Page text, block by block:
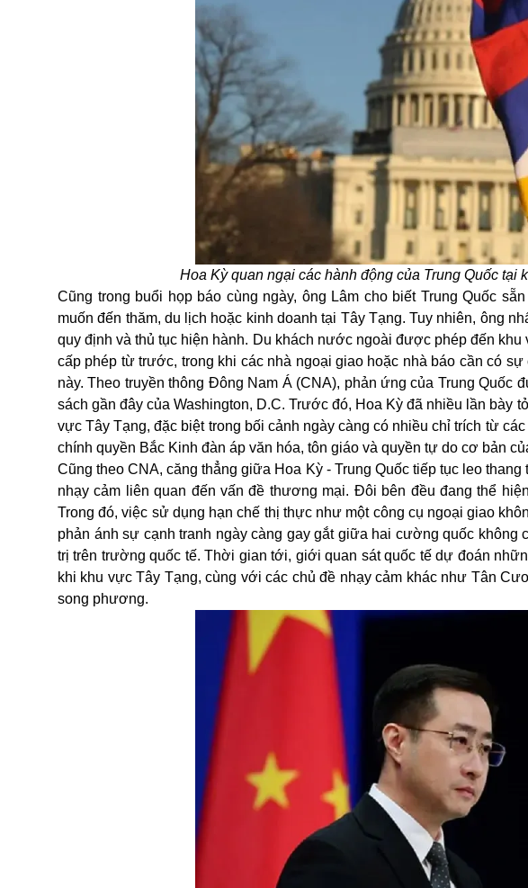
Hoa Kỳ quan ngại các hành động của Trung Quốc tại
Cũng trong buổi họp báo cùng ngày, ông Lâm cho biết Trung Quốc
muốn đến thăm, du lịch hoặc kinh doanh tại Tây Tạng. Tuy nhiên, ông
quy định và thủ tục hiện hành. Du khách nước ngoài được phép đến
cấp phép từ trước, trong khi các nhà ngoại giao hoặc nhà báo cần có
này. Theo truyền thông Đông Nam Á (CNA), phản ứng của Trung
sách gần đây của Washington, D.C. Trước đó, Hoa Kỳ đã nhiều lần bày
vực Tây Tạng, đặc biệt trong bối cảnh ngày càng có nhiều chỉ trích từ
chính quyền Bắc Kinh đàn áp văn hóa, tôn giáo và quyền tự do cơ bản
Cũng theo CNA, căng thẳng giữa Hoa Kỳ - Trung Quốc tiếp tục leo
nhạy cảm liên quan đến vấn đề thương mại. Đôi bên đều đang thể
Trong đó, việc sử dụng hạn chế thị thực như một công cụ ngoại giao
phản ánh sự cạnh tranh ngày càng gay gắt giữa hai cường quốc không
trị trên trường quốc tế. Thời gian tới, giới quan sát quốc tế dự đoán
khi khu vực Tây Tạng, cùng với các chủ đề nhạy cảm khác như Tân
song phương.